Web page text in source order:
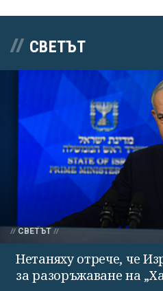
СВЕТЪТ
СВЕТЪТ
Нетаняху отрече, че
за разоръжаване на